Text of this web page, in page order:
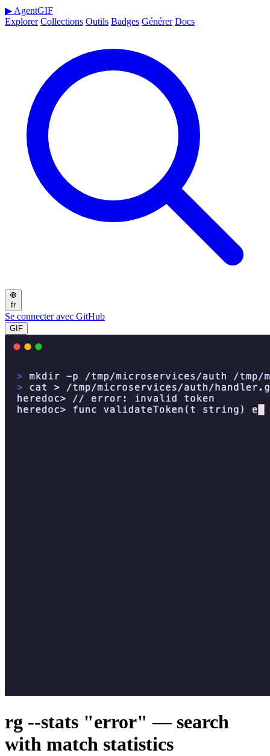
▶ AgentGIF
Explorer Collections Outils Badges Générer Docs
fr
Se connecter avec GitHub
GIF
rg --stats "error" — search
with match statistics